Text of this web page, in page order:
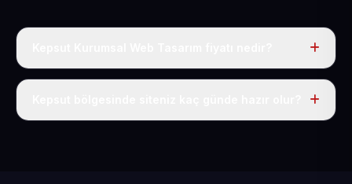
Tek fiyat uygulanır: yıllık 50 USD + KDV. Bu bedele alan